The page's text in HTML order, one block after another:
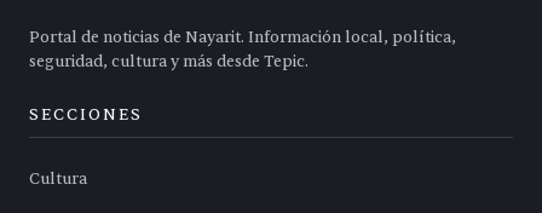
Portal de noticias de Nayarit. Información local, política,
seguridad, cultura y más desde Tepic.
SECCIONES
Cultura